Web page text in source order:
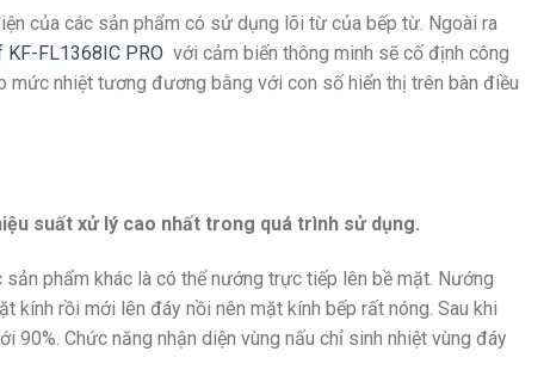
của các sản phẩm có sử dụng lõi từ của bếp từ. Ngoài ra
KF-FL1368IC PRO với cảm biến thông minh sẽ cố định công
nhiệt tương đương bằng với con số hiển thị trên bàn điều
suất xử lý cao nhất trong quá trình sử dụng.
phẩm khác là có thể nướng trực tiếp lên bề mặt. Nướng
kính rồi mới lên đáy nồi nên mặt kính bếp rất nóng. Sau khi
Chức năng nhận diện vùng nấu chỉ sinh nhiệt vùng đáy